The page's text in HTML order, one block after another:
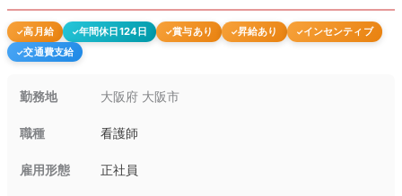
高月給 年間休日124日 賞与あり 昇給あり
インセンティブ
交通費支給
勤務地 大阪府 大阪市
職種 看護師
雇用形態 正社員